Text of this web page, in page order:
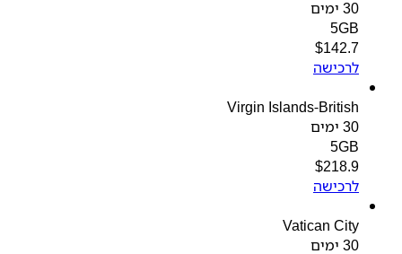
5GB
$142.7
לרכישה
Virgin Islands-British
5GB
$218.9
לרכישה
Vatican City